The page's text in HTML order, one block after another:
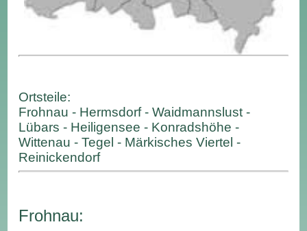
Ortsteile:
Frohnau - Hermsdorf - Waidmannslust -
Lübars - Heiligensee - Konradshöhe -
Wittenau - Tegel - Märkisches Viertel -
Reinickendorf
Frohnau: